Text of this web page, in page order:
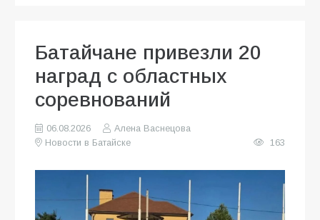
Батайчане привезли 20
наград с областных
соревнований
06.08.2026
Алена Васнецова
Новости в Батайске
163